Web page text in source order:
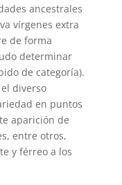
ancestrales
vírgenes extra
de forma
determinar
de categoría).
diverso
en puntos
aparición de
entre otros,
y férreo a los